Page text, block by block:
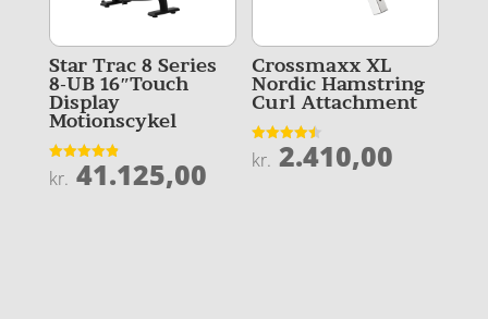
Star Trac 8 Series
8-UB 16″Touch
Display
Motionscykel
Vurderet
4.9
kr. 41.125,00
Crossmaxx XL
Nordic Hamstring
Curl Attachment
Vurderet
4.5
kr. 2.410,00